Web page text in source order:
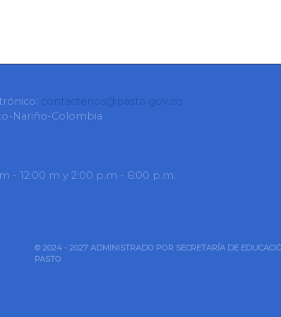
contactenos@pasto.gov.co
Nariño-Colombia
- 12:00 m y 2:00 p.m - 6:00 p.m.
© 2024 - 2027 ADMINISTRADO POR SECRETARÍA DE
PASTO